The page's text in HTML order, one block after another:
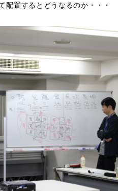
置するとどうなるのか・・・